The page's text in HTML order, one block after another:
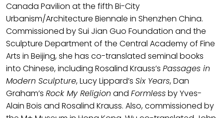
Canada Pavilion at the fifth Bi-City
Urbanism/Architecture Biennale in Shenzhen China.
Commissioned by Sui Jian Guo Foundation and the
Sculpture Department of the Central Academy of Fine
Arts in Beijing, she has co-translated seminal books
into Chinese, including Rosalind Krauss’s Passages in
Modern Sculpture, Lucy Lippard’s Six Years, Dan
Graham’s Rock My Religion and Formlessby Yves-
Alain Bois and Rosalind Krauss. Also, commissioned by